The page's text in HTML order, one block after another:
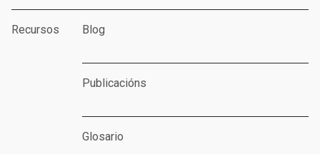
Recursos Blog
Publicacións
Glosario